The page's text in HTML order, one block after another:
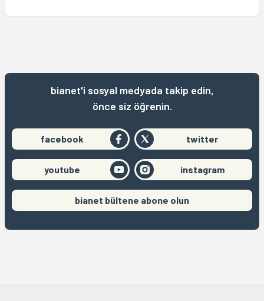
bianet'i sosyal medyada takip edin,
önce siz öğrenin.
facebook twitter
youtube instagram
bianet bültene abone olun